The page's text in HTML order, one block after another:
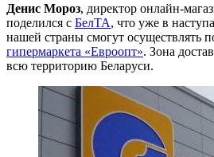
Денис Мороз, директор онлайн-
поделился с БелТА, что уже в
нашей страны смогут осуществлять
гипермаркета «Евроопт». Зона
всю территорию Беларуси.